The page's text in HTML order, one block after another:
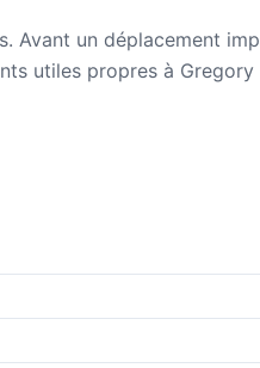
Avant un déplacement
utiles propres à Gregory